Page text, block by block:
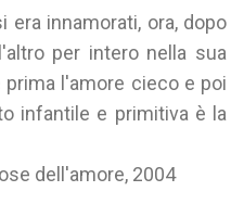
era innamorati, ora, dopo
per intero nella sua
l'amore cieco e poi
infantile e primitiva è la
dell'amore, 2004